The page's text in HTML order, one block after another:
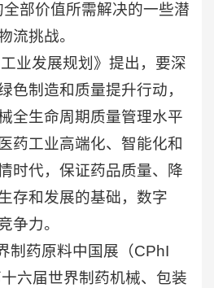
部价值所需解决的一些潜
流挑战。
业发展规划》提出，要深
色制造和质量提升行动，
全生命周期质量管理水平
药工业高端化、智能化和
时代，保证药品质量、降
存和发展的基础，数字
争力。
药原料中国展（CPhI
六届世界制药机械、包装